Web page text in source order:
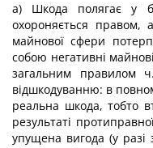
а) Шкода полягає у
охороняється
майнової сфери
собою негативні
загальним правилом
відшкодуванню: в
реальна шкода, тобто
результаті
упущена вигода (у